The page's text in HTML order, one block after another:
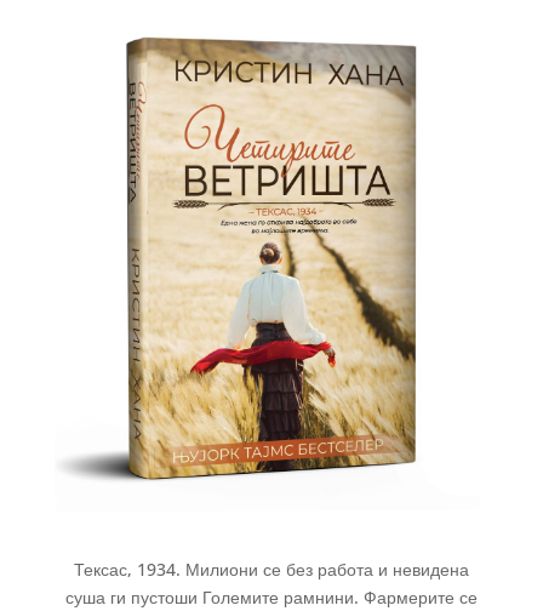
Тексас, 1934. Милиони се без работа и невидена
суша ги пустоши Големите рамнини. Фармерите се